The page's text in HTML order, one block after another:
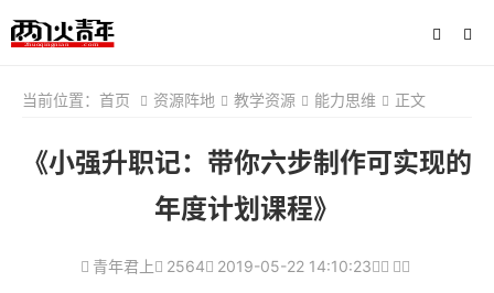
当前位置： 首页 资源阵地 教学资源 能力思维 正文
《小强升职记：带你六步制作可实现的
年度计划课程》
青年君上 2564 2019-05-22 14:10:23